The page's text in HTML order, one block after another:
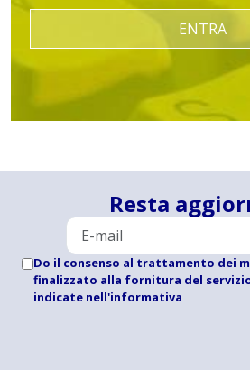
ENTRA
Resta
Do il consenso al trattamento dei
finalizzato alla fornitura del
indicate nell'informativa